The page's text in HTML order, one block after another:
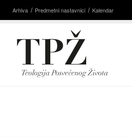
Arhiva Predmetni nastavnici Kalendar